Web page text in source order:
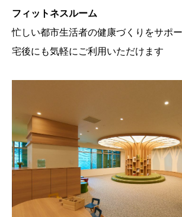
フィットネスルーム
忙しい都市生活者の健康づくりをサポ
宅後にも気軽にご利用いただけます